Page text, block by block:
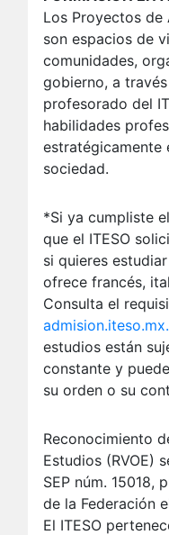
Los Proyectos de
son espacios de
comunidades,
gobierno, a
profesorado del
habilidades
estratégicamente
sociedad.
*Si ya cumpliste
que el ITESO
si quieres
ofrece francés,
Consulta el
admision.iteso.mx.
estudios están
constante y
su orden o su
Reconocimiento
Estudios (RVOE)
SEP núm. 15018,
de la Federación
El ITESO